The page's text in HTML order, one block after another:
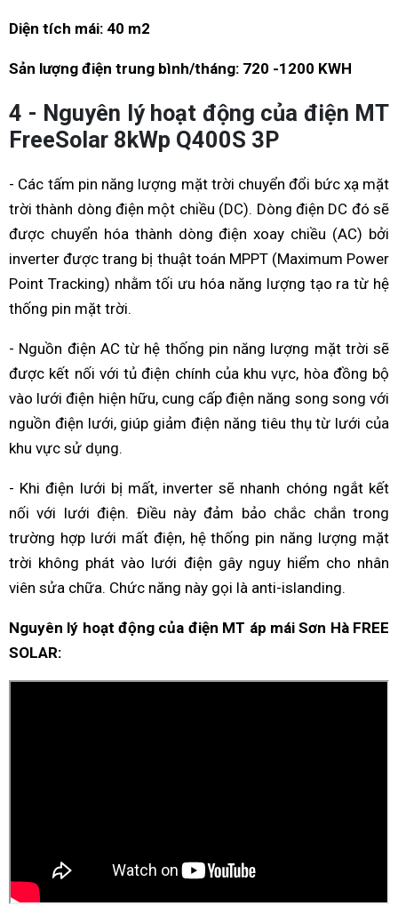
Diện tích mái: 40 m2
Sản lượng điện trung bình/tháng: 720 -1200 KWH
4 - Nguyên lý hoạt động của điện MT
FreeSolar 8kWp Q400S 3P
- Các tấm pin năng lượng mặt trời chuyển đổi bức xạ mặt
trời thành dòng điện một chiều (DC). Dòng điện DC đó sẽ
được chuyển hóa thành dòng điện xoay chiều (AC) bởi
inverter được trang bị thuật toán MPPT (Maximum Power
Point Tracking) nhằm tối ưu hóa năng lượng tạo ra từ hệ
thống pin mặt trời.
- Nguồn điện AC từ hệ thống pin năng lượng mặt trời sẽ
được kết nối với tủ điện chính của khu vực, hòa đồng bộ
vào lưới điện hiện hữu, cung cấp điện năng song song với
nguồn điện lưới, giúp giảm điện năng tiêu thụ từ lưới của
khu vực sử dụng.
- Khi điện lưới bị mất, inverter sẽ nhanh chóng ngắt kết
nối với lưới điện. Điều này đảm bảo chắc chắn trong
trường hợp lưới mất điện, hệ thống pin năng lượng mặt
trời không phát vào lưới điện gây nguy hiểm cho nhân
viên sửa chữa. Chức năng này gọi là anti-islanding.
Nguyên lý hoạt động của điện MT áp mái Sơn Hà FREE
SOLAR: